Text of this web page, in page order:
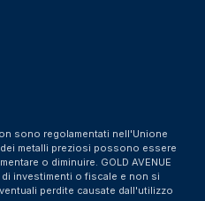
sono regolamentati nell'Unione
metalli preziosi possono essere
o diminuire. GOLD AVENUE
investimenti o fiscale e non si
perdite causate dall'utilizzo